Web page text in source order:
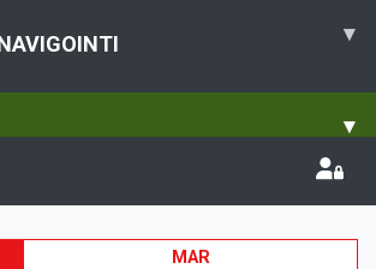
▾
▾
MAR